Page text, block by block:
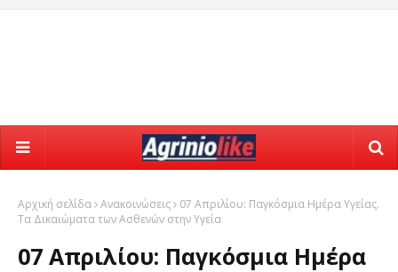
Αρχική σελίδα Ανακοινώσεις
07 Απριλίου: Παγκόσμια Ημέρα Υγείας.
Τα Δικαιώματα των Ασθενών στην Υγεία
07 Απριλίου: Παγκόσμια Ημέρα